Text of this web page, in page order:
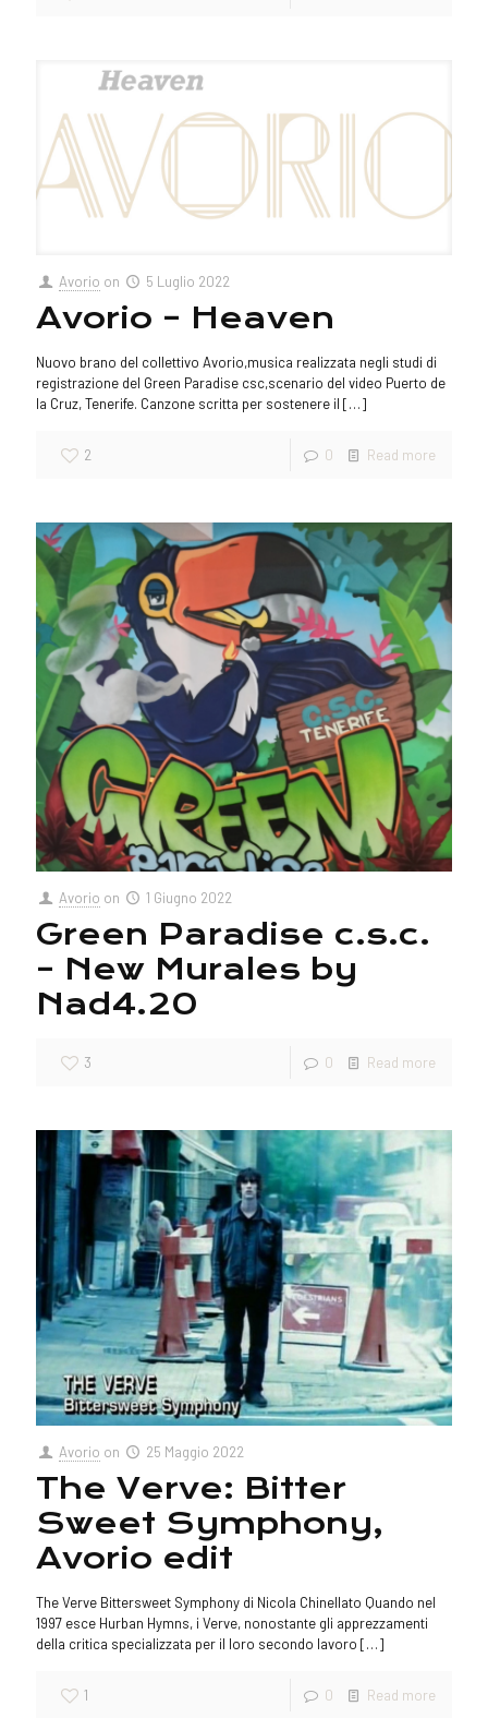
Avorio on 5 Luglio 2022
Avorio – Heaven
Nuovo brano del collettivo Avorio,musica realizzata negli studi di
registrazione del Green Paradise csc,scenario del video Puerto de
la Cruz, Tenerife. Canzone scritta per sostenere il […]
2 0 Read more
Avorio on 1 Giugno 2022
Green Paradise c.s.c.
– New Murales by
Nad4.20
3 0 Read more
Avorio on 25 Maggio 2022
The Verve: Bitter
Sweet Symphony,
Avorio edit
The Verve Bittersweet Symphony di Nicola Chinellato Quando nel
1997 esce Hurban Hymns, i Verve, nonostante gli apprezzamenti
della critica specializzata per il loro secondo lavoro […]
1 0 Read more